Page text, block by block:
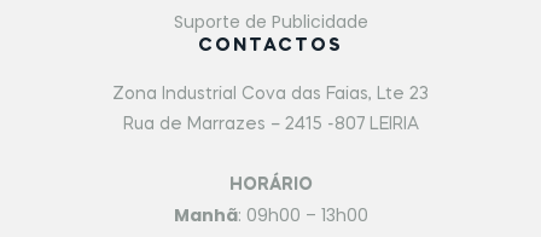
Suporte de Publicidade
CONTACTOS
Zona Industrial Cova das Faias, Lte 23
Rua de Marrazes – 2415 -807 LEIRIA
HORÁRIO
Manhã: 09h00 – 13h00